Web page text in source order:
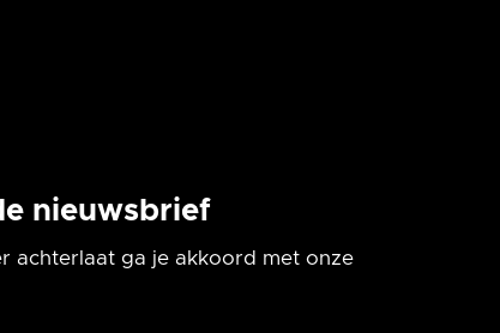
nieuwsbrief
achterlaat ga je akkoord met onze